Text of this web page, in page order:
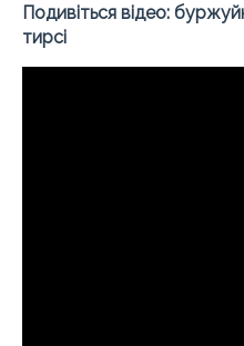
Подивіться відео:
тирсі